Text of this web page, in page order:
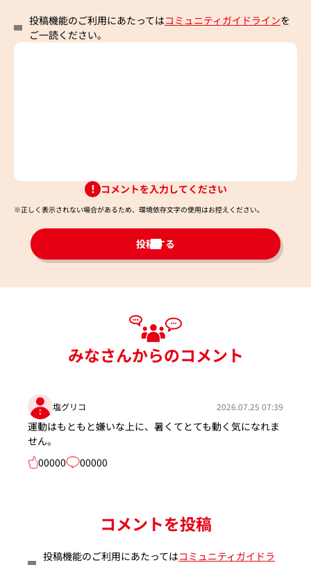
投稿機能のご利用にあたってはコミュニティガイドラインを
ご一読ください。
コメントを入力してください
※正しく表示されない場合があるため、環境依存文字の使用はお控えください。​
投稿する
みなさんからのコメント
塩グリコ 2026.07.25 07:39
運動はもともと嫌いな上に、暑くてとても動く気になれま
せん。
00000
00000
コメントを投稿
投稿機能のご利用にあたってはコミュニティガイドラ